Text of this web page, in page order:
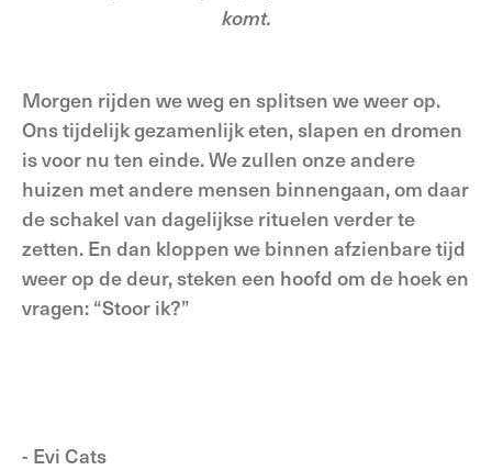
komt.
Morgen rijden we weg en splitsen we weer op.
Ons tijdelijk gezamenlijk eten, slapen en dromen
is voor nu ten einde. We zullen onze andere
huizen met andere mensen binnengaan, om daar
de schakel van dagelijkse rituelen verder te
zetten. En dan kloppen we binnen afzienbare tijd
weer op de deur, steken een hoofd om de hoek en
vragen: “Stoor ik?”
- Evi Cats